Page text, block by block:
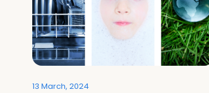
13 March, 2024